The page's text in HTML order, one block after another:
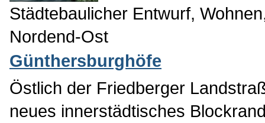
Städtebaulicher Entwurf,
Nordend-Ost
Günthersburghöfe
Östlich der Friedberger
neues innerstädtisches